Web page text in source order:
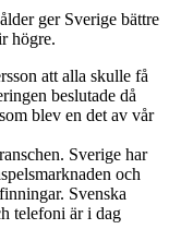
ger Sverige bättre
högre.
att alla skulle få
beslutade då
blev en det av vår
Sverige har
och
Svenska
telefoni är i dag